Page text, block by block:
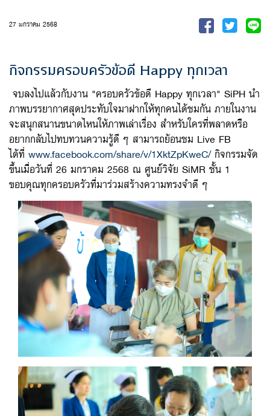
27 มกราคม 2568
กิจกรรมครอบครัวข้อดี Happy ทุกเวลา
จบลงไปแล้วกับงาน "ครอบครัวข้อดี Happy ทุกเวลา" SiPH นำ
ภาพบรรยากาศสุดประทับใจมาฝากให้ทุกคนได้ชมกัน ภายในงาน
จะสนุกสนานขนาดไหนให้ภาพเล่าเรื่อง สำหรับใครที่พลาดหรือ
อยากกลับไปทบทวนความรู้ดี ๆ สามารถย้อนชม Live FB
ได้ที่ www.facebook.com/share/v/1XktZpKweC/กิจกรรมจัด
ขึ้นเมื่อวันที่ 26 มกราคม 2568 ณ ศูนย์วิจัย SiMR ชั้น 1
ขอบคุณทุกครอบครัวที่มาร่วมสร้างความทรงจำดี ๆ